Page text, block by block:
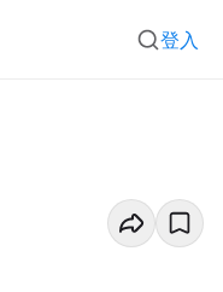
登入